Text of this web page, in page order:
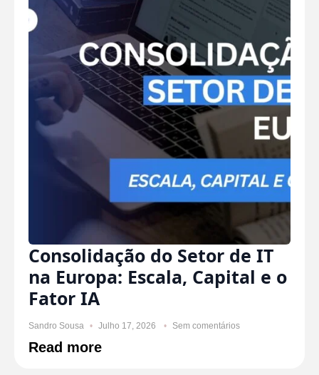
Consolidação do Setor de IT
na Europa: Escala, Capital e o
Fator IA
Sandro Sousa Julho 17, 2026 Sem comentários
Read more